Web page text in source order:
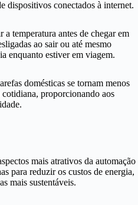
dispositivos conectados à internet.
temperatura antes de chegar em
ao sair ou até mesmo
enquanto estiver em viagem.
domésticas se tornam menos
proporcionando aos
mais atrativos da automação
para reduzir os custos de energia,
mais sustentáveis.